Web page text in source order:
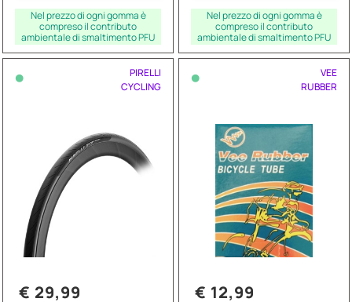
Nel prezzo di ogni gomma è
compreso il contributo
ambientale di smaltimento PFU
Nel prezzo di ogni gomma è
compreso il contributo
ambientale di smaltimento PFU
•
PIRELLI
CYCLING
€ 29,99
•
VEE
RUBBER
€ 12,99